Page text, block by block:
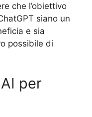
che l’obiettivo
siano un
e sia
possibile di
per